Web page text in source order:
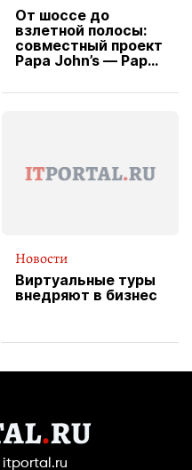
От шоссе до
взлетной полосы:
совместный проект
Papa John’s — Papa
вводит
Новости
Виртуальные туры
внедряют в бизнес
itportal.ru